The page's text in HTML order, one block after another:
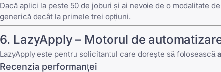
Dacă aplici la peste 50 de joburi și ai nevoie de o modalitate
generică decât la primele trei opțiuni.
6. LazyApply – Motorul de
LazyApply este pentru solicitantul care dorește să folosească
Recenzia performanței